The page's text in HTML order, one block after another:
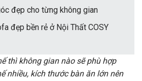
đẹp cho từng không gian
đẹp bền rẻ ở Nội Thất COSY
thì không gian nào sẽ phù hợp
nhiều, kích thước bàn ăn lớn nên